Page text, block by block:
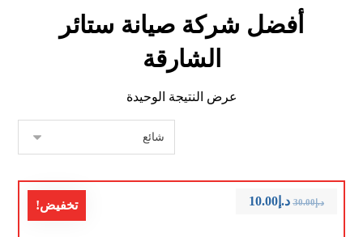
أفضل شركة صيانة ستائر
الشارقة
عرض النتيجة الوحيدة
تخفيض! د.إ30.00 د.إ10.00